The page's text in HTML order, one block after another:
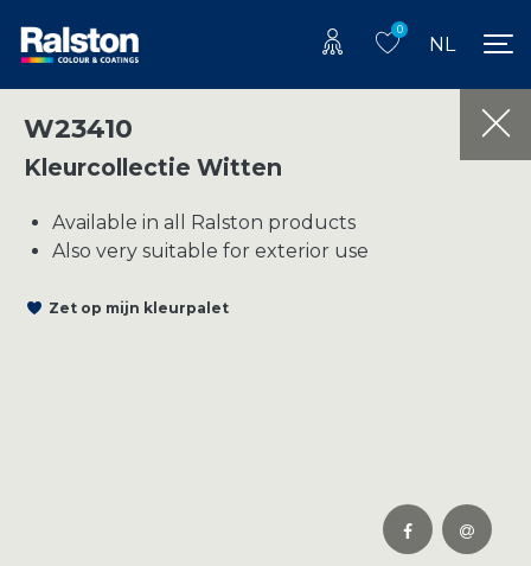
0
NL
W23410
Kleurcollectie Witten
Available in all Ralston products
Also very suitable for exterior use
Zet op mijn kleurpalet